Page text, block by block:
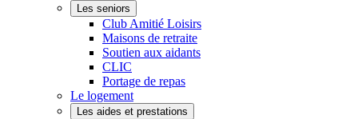
Les seniors
Club Amitié Loisirs
Maisons de retraite
Soutien aux aidants
CLIC
Portage de repas
Le logement
Les aides et prestations